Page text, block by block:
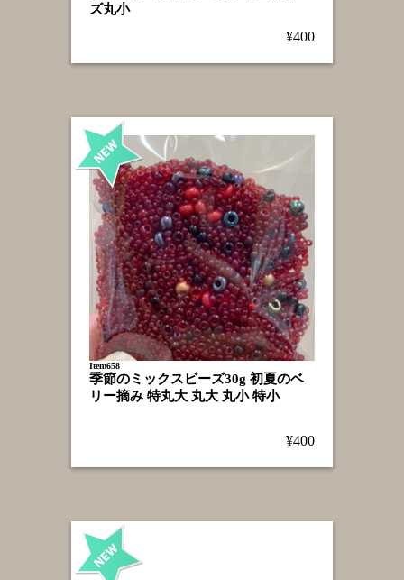
ズ丸小
¥400
Item658
季節のミックスビーズ30g 初夏のベ
リー摘み 特丸大 丸大 丸小 特小
¥400